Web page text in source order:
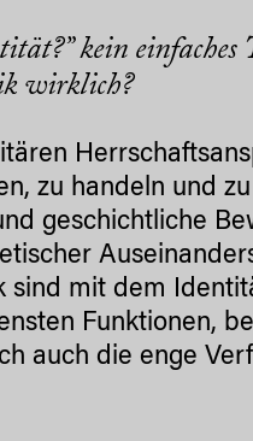
kein einfaches
wirklich?
zu handeln und
geschichtliche
sind mit dem
Funktionen,
auch die enge